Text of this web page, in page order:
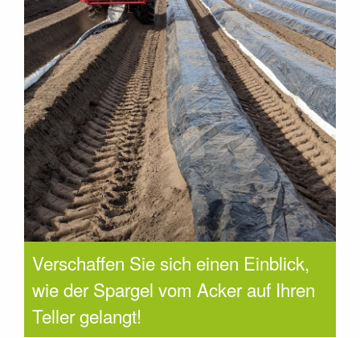
Verschaffen Sie sich einen Einblick,
wie der Spargel vom Acker auf Ihren
Teller gelangt!